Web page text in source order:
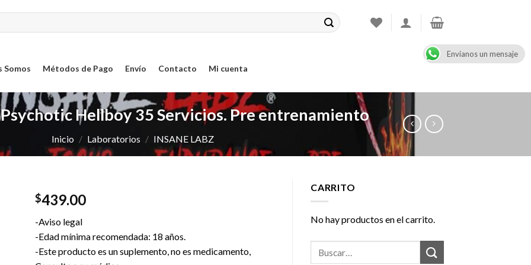
Somos Métodos de Pago Envío Contacto Mi cuenta
Psychotic Hellboy 35 Servicios. Pre entrenamiento
Inicio / Laboratorios / INSANE LABZ
$439.00
-Aviso legal
-Edad mínima recomendada: 18 años.
-Este producto es un suplemento, no es medicamento,
CARRITO
No hay productos en el carrito.
Envianos un mensaje